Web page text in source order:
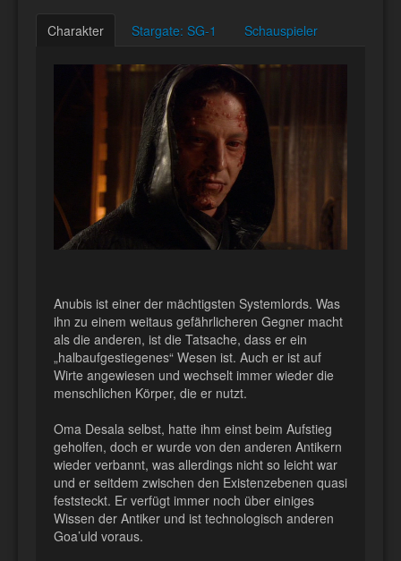
Charakter Stargate: SG-1 Schauspieler
Anubis ist einer der mächtigsten Systemlords. Was
ihn zu einem weitaus gefährlicheren Gegner macht
als die anderen, ist die Tatsache, dass er ein
„halbaufgestiegenes“ Wesen ist. Auch er ist auf
Wirte angewiesen und wechselt immer wieder die
menschlichen Körper, die er nutzt.
Oma Desala selbst, hatte ihm einst beim Aufstieg
geholfen, doch er wurde von den anderen Antikern
wieder verbannt, was allerdings nicht so leicht war
und er seitdem zwischen den Existenzebenen quasi
feststeckt. Er verfügt immer noch über einiges
Wissen der Antiker und ist technologisch anderen
Goa’uld voraus.